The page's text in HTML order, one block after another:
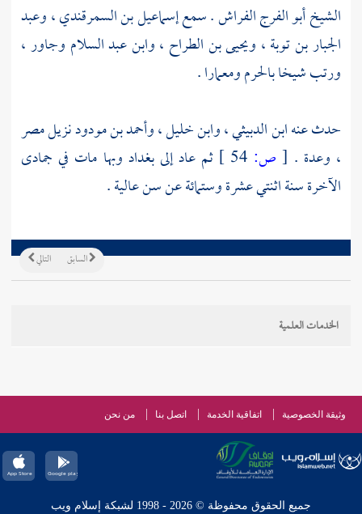
الشيخ أبو الفرج الفراش . سمعإسماعيل بن السمرقندي،وعبد
الجبار بن توبة، ويحيى بن الطراح ،وابن عبد السلام وجاور ،
ورتب شيخا بالحرم ومعمارا .
حدث عنه ابنالدبيثي،وابن خليل،وأحمد بن مودودنزيلمصر
، وعدة . [ ص: ثم عاد إلىبغداد وبها مات في جمادى
الآخرة سنة اثنتي عشرة وستمائة عن سن عالية .
التالي السابق
الخدمات العلمية
وثيقة الخصوصية اتفاقية الخدمة اتصل بنا من نحن
جميع الحقوق محفوظة © 2026 - 1998 لشبكة إسلام ويب